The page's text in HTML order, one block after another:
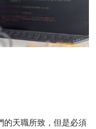
的天職所致，但是必須